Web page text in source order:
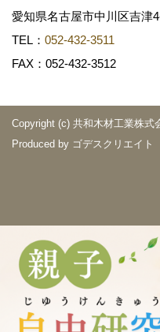
愛知県名古屋市中川区吉津
TEL： 052-432-3511
FAX：052-432-3512
Copyright (c) 共和木材工業株式
Produced by ゴデスクリエイト